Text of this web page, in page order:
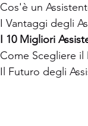
Cos'è un
I Vantaggi degli
I 10 Migliori
Come Scegliere il
Il Futuro degli